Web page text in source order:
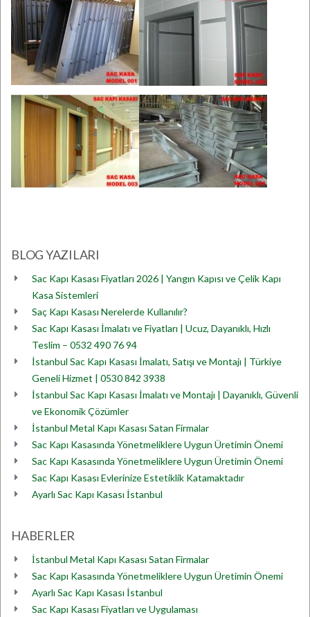
BLOG YAZILARI
Sac Kapı Kasası Fiyatları 2026 | Yangın Kapısı ve Çelik Kapı
Kasa Sistemleri
Saç Kapı Kasası Nerelerde Kullanılır?
Sac Kapı Kasası İmalatı ve Fiyatları | Ucuz, Dayanıklı, Hızlı
Teslim – 0532 490 76 94
İstanbul Sac Kapı Kasası İmalatı, Satışı ve Montajı | Türkiye
Geneli Hizmet | 0530 842 3938
İstanbul Sac Kapı Kasası İmalatı ve Montajı | Dayanıklı, Güvenli
ve Ekonomik Çözümler
İstanbul Metal Kapı Kasası Satan Firmalar
Sac Kapı Kasasında Yönetmeliklere Uygun Üretimin Önemi
Sac Kapı Kasasında Yönetmeliklere Uygun Üretimin Önemi
Sac Kapı Kasası Evlerinize Estetiklik Katamaktadır
Ayarlı Sac Kapı Kasası İstanbul
HABERLER
İstanbul Metal Kapı Kasası Satan Firmalar
Sac Kapı Kasasında Yönetmeliklere Uygun Üretimin Önemi
Ayarlı Sac Kapı Kasası İstanbul
Sac Kapı Kasası Fiyatları ve Uygulaması